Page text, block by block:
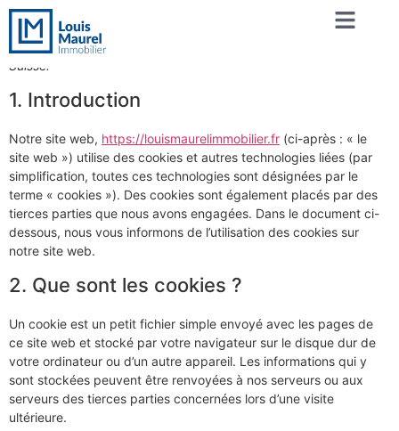
Cette politique de cookies a été mise à jour pour la dernière fois
le novembre 14, 2025 et s’applique aux citoyens et aux résidents
permanents légaux de l’Espace Économique Européen et de la
Suisse.
1. Introduction
Notre site web, https://louismaurelimmobilier.fr (ci-après : « le
site web ») utilise des cookies et autres technologies liées (par
simplification, toutes ces technologies sont désignées par le
terme « cookies »). Des cookies sont également placés par des
tierces parties que nous avons engagées. Dans le document ci-
dessous, nous vous informons de l’utilisation des cookies sur
notre site web.
2. Que sont les cookies ?
Un cookie est un petit fichier simple envoyé avec les pages de
ce site web et stocké par votre navigateur sur le disque dur de
votre ordinateur ou d’un autre appareil. Les informations qui y
sont stockées peuvent être renvoyées à nos serveurs ou aux
serveurs des tierces parties concernées lors d’une visite
ultérieure.